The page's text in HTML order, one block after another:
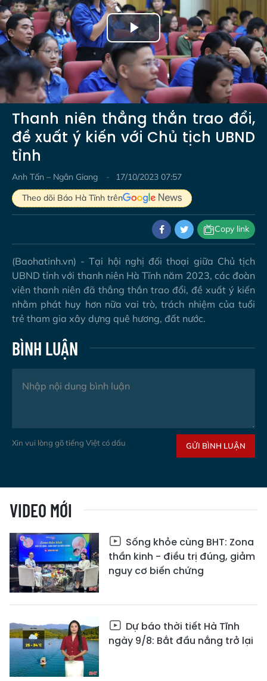
Play
Video
Thanh niên thẳng thắn trao đổi,
đề xuất ý kiến với Chủ tịch UBND
tỉnh
Anh Tấn – Ngân Giang
17/10/2023 07:57
Theo dõi Báo Hà Tĩnh trên
Copy link
(Baohatinh.vn) - Tại hội nghị đối thoại giữa Chủ tịch
UBND tỉnh với thanh niên Hà Tĩnh năm 2023, các đoàn
viên thanh niên đã thẳng thắn trao đổi, đề xuất ý kiến
nhằm phát huy hơn nữa vai trò, trách nhiệm của tuổi
trẻ tham gia xây dựng quê hương, đất nước.
BÌNH LUẬN
Xin vui lòng gõ tiếng Việt có dấu GỬI BÌNH LUẬN
VIDEO MỚI
Sống khỏe cùng BHT: Zona
thần kinh - điều trị đúng, giảm
nguy cơ biến chứng
Dự báo thời tiết Hà Tĩnh
ngày 9/8: Bắt đầu nắng trở lại